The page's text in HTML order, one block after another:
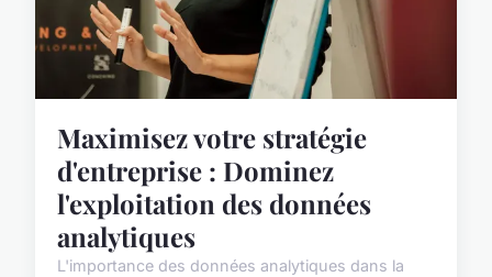
Maximisez votre stratégie
d'entreprise : Dominez
l'exploitation des données
analytiques
L'importance des données analytiques dans la